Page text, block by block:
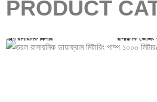
PRODUCT
শিল্প রাসায়নিক মিক্সার রাসায়নিক ডোজিং